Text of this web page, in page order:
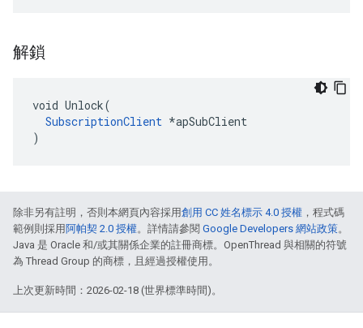
解鎖
void Unlock(
SubscriptionClient *apSubClient
)
除非另有註明，否則本網頁內容採用創用 CC 姓名標示 4.0 授權 ，程式碼
範例則採用 阿帕契 2.0 授權。詳情請參閱 Google Developers 網站政策。
Java 是 Oracle 和/或其關係企業的註冊商標。OpenThread 與相關的符號
為 Thread Group 的商標，且經過授權使用。
上次更新時間：2026-02-18 (世界標準時間)。